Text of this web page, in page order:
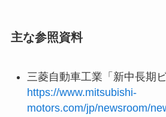
主な参照資料
三菱自動車工業「新中長期
https://www.mitsubishi-
motors.com/jp/newsroom/